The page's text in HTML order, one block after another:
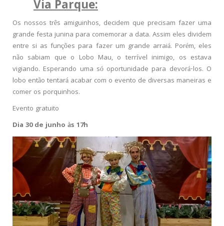
Via Parque:
Os nossos três amiguinhos, decidem que precisam fazer uma
grande festa junina para comemorar a data. Assim eles dividem
entre si as funções para fazer um grande arraiá. Porém, eles
não sabiam que o Lobo Mau, o terrível inimigo, os estava
vigiando. Esperando uma só oportunidade para devorá-los. O
lobo então tentará acabar com o evento de diversas maneiras e
comer os porquinhos.
Evento gratuito
Dia 30 de junho às 17h